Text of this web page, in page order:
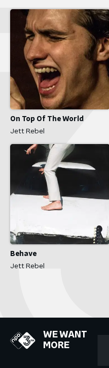
On Top Of The World
Jett Rebel
Behave
Jett Rebel
WE WANT
MORE